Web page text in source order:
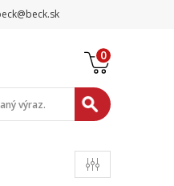
@beck.sk
0